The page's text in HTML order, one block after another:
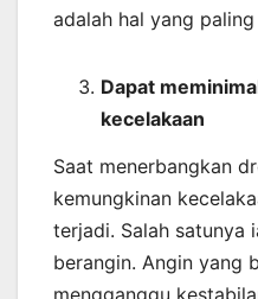
adalah hal yang
Dapat
kecelakaan
Saat menerbangkan
kemungkinan
terjadi. Salah satunya
berangin. Angin yang
mengganggu